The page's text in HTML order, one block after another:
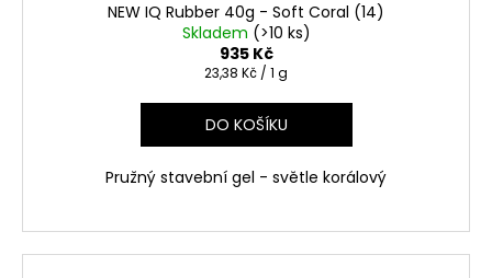
NEW IQ Rubber 40g - Soft Coral (14)
Skladem (>10 ks)
935 Kč
Měrná
23,38 Kč / 1 g
DO KOŠÍKU
Pružný stavební gel - světle korálový